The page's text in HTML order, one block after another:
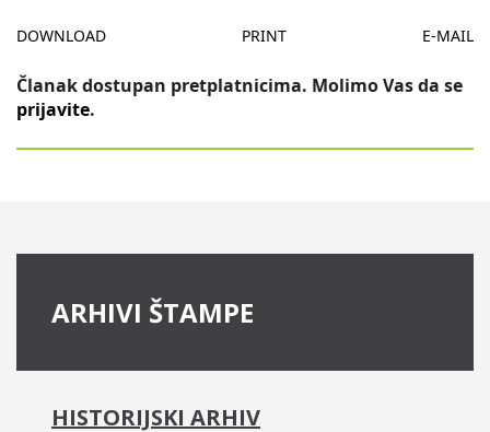
DOWNLOAD PRINT E-MAIL
Članak dostupan pretplatnicima. Molimo Vas da se
prijavite.
ARHIVI ŠTAMPE
HISTORIJSKI ARHIV